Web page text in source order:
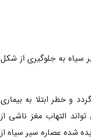
سیاه به جلوگیری از شکل
و خطر ابتلا به بیماری
التهاب مغز ناشی از
شده عصاره سیر سیاه از